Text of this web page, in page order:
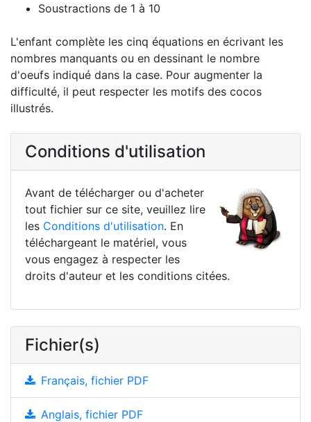
Soustractions de 1 à 10
L'enfant complète les cinq équations en écrivant les
nombres manquants ou en dessinant le nombre
d'oeufs indiqué dans la case. Pour augmenter la
difficulté, il peut respecter les motifs des cocos
illustrés.
Conditions d'utilisation
Avant de télécharger ou d'acheter
tout fichier sur ce site, veuillez lire
les Conditions d'utilisation. En
téléchargeant le matériel, vous
vous engagez à respecter les
droits d'auteur et les conditions citées.
Fichier(s)
Français, fichier PDF
Anglais, fichier PDF